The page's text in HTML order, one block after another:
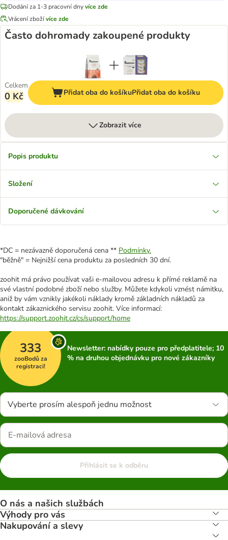
Dodání za 1-3 pracovní dnyvíce zde
Vrácení zbožívíce zde
Často dohromady zakoupené produkty
Celkem
0 Kč Přidat oba do košíkuPřidat oba do košíku
Zobrazit více
Popis produktu
Složení
Doporučené dávkování
*DC = nezávazně doporučená cena ** Podmínky.
"běžně" = Nejnižší cena produktu za posledních 30 dní.
zoohit má právo používat vaši e-mailovou adresu k přímé reklamě na
své vlastní podobné zboží nebo služby. Můžete kdykoli vznést námitku,
aniž by vám vznikly jakékoli náklady kromě základních nákladů za
kontakt zákaznického servisu zoohit. Více informací:
https://support.zoohit.cz/cs/support/home
333
zooBodů za
registraci!
Newsletter: nabídky pouze pro předplatitele; 10
% na druhou objednávku pro nové zákazníky
Vyberte prosím alespoň jednu možnost
Přihlásit se k odběru
O nás a našich službách
Výhody pro vás
Nakupování a slevy